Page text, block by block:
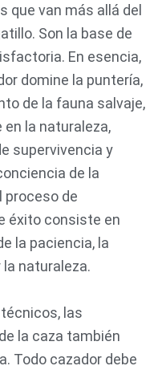
que van más allá del
Son la base de
En esencia,
domine la puntería,
de la fauna salvaje,
la naturaleza,
supervivencia y
de la
proceso de
éxito consiste en
la paciencia, la
naturaleza.
las
la caza también
Todo cazador debe